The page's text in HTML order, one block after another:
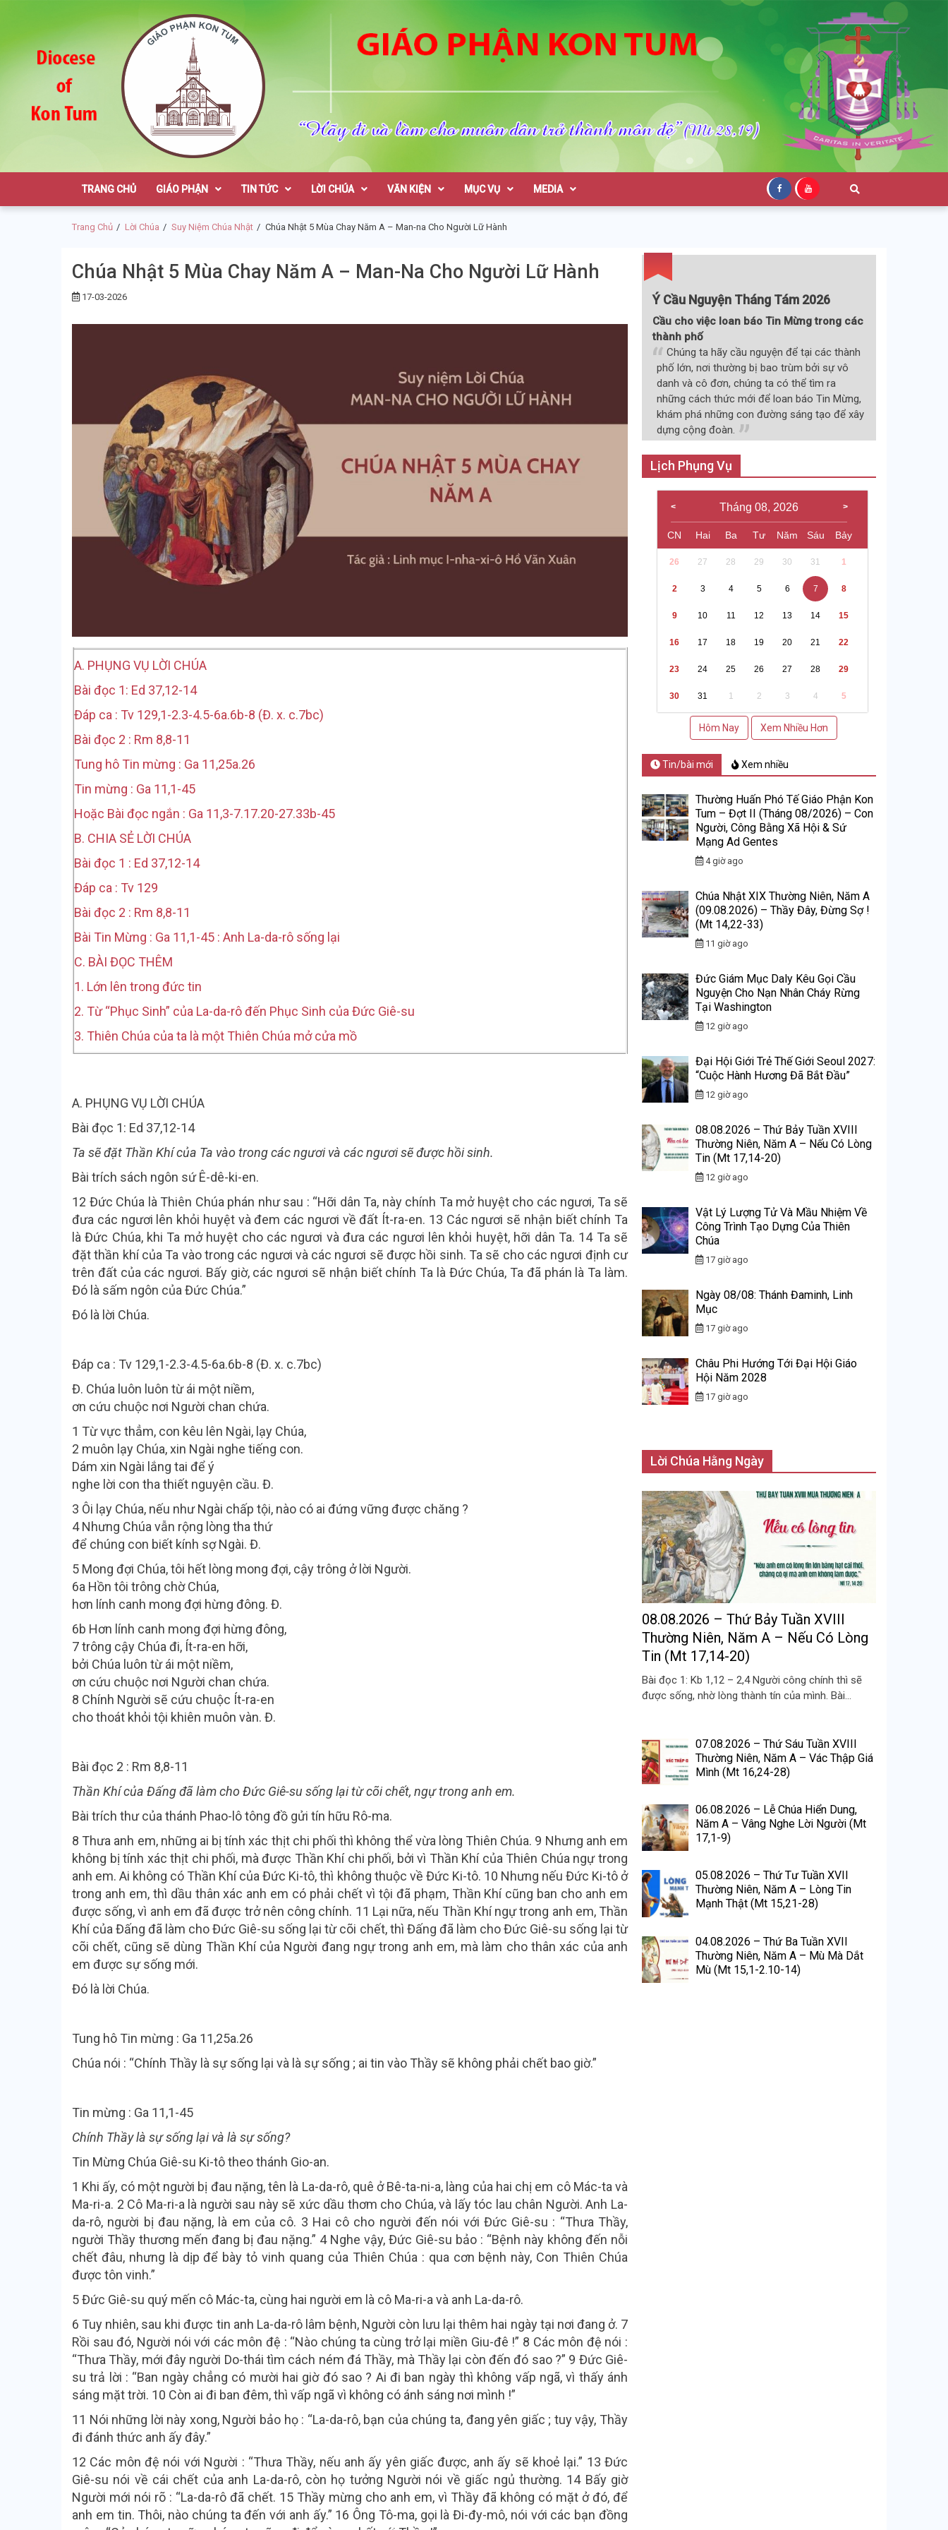
Giáo Phận Kon Tum
TRANG CHỦ GIÁO PHẬN TIN TỨC LỜI CHÚA VĂN KIỆN MỤC VỤ MEDIA
Trang Chủ Lời Chúa Suy Niệm Chúa Nhật Chúa Nhật 5 Mùa Chay Năm A – Man-na Cho Người Lữ Hành
Chúa Nhật 5 Mùa Chay Năm A – Man-Na Cho Người Lữ Hành
17-03-2026
A. PHỤNG VỤ LỜI CHÚA
Bài đọc 1: Ed 37,12-14
Đáp ca : Tv 129,1-2.3-4.5-6a.6b-8 (Đ. x. c.7bc)
Bài đọc 2 : Rm 8,8-11
Tung hô Tin mừng : Ga 11,25a.26
Tin mừng : Ga 11,1-45
Hoặc Bài đọc ngắn : Ga 11,3-7.17.20-27.33b-45
B. CHIA SẺ LỜI CHÚA
Bài đọc 1 : Ed 37,12-14
Đáp ca : Tv 129
Bài đọc 2 : Rm 8,8-11
Bài Tin Mừng : Ga 11,1-45 : Anh La-da-rô sống lại
C. BÀI ĐỌC THÊM
1. Lớn lên trong đức tin
2. Từ “Phục Sinh” của La-da-rô đến Phục Sinh của Đức Giê-su
3. Thiên Chúa của ta là một Thiên Chúa mở cửa mồ
A. PHỤNG VỤ LỜI CHÚA
Bài đọc 1: Ed 37,12-14
Ta sẽ đặt Thần Khí của Ta vào trong các ngươi và các ngươi sẽ được hồi sinh.
Bài trích sách ngôn sứ Ê-dê-ki-en.
12 Đức Chúa là Thiên Chúa phán như sau : “Hỡi dân Ta, này chính Ta mở huyệt cho các ngươi, Ta sẽ
đưa các ngươi lên khỏi huyệt và đem các ngươi về đất Ít-ra-en. 13 Các ngươi sẽ nhận biết chính Ta
là Đức Chúa, khi Ta mở huyệt cho các ngươi và đưa các ngươi lên khỏi huyệt, hỡi dân Ta. 14 Ta sẽ
đặt thần khí của Ta vào trong các ngươi và các ngươi sẽ được hồi sinh. Ta sẽ cho các ngươi định cư
trên đất của các ngươi. Bấy giờ, các ngươi sẽ nhận biết chính Ta là Đức Chúa, Ta đã phán là Ta làm.
Đó là sấm ngôn của Đức Chúa.”
Đó là lời Chúa.
Đáp ca : Tv 129,1-2.3-4.5-6a.6b-8 (Đ. x. c.7bc)
Đ. Chúa luôn luôn từ ái một niềm,
ơn cứu chuộc nơi Người chan chứa.
1 Từ vực thẳm, con kêu lên Ngài, lạy Chúa,
2 muôn lạy Chúa, xin Ngài nghe tiếng con.
Dám xin Ngài lắng tai để ý
nghe lời con tha thiết nguyện cầu. Đ.
3 Ôi lạy Chúa, nếu như Ngài chấp tội, nào có ai đứng vững được chăng ?
4 Nhưng Chúa vẫn rộng lòng tha thứ
để chúng con biết kính sợ Ngài. Đ.
5 Mong đợi Chúa, tôi hết lòng mong đợi, cậy trông ở lời Người.
6a Hồn tôi trông chờ Chúa,
hơn lính canh mong đợi hừng đông. Đ.
6b Hơn lính canh mong đợi hừng đông,
7 trông cậy Chúa đi, Ít-ra-en hỡi,
bởi Chúa luôn từ ái một niềm,
ơn cứu chuộc nơi Người chan chứa.
8 Chính Người sẽ cứu chuộc Ít-ra-en
cho thoát khỏi tội khiên muôn vàn. Đ.
Bài đọc 2 : Rm 8,8-11
Thần Khí của Đấng đã làm cho Đức Giê-su sống lại từ cõi chết, ngự trong anh em.
Bài trích thư của thánh Phao-lô tông đồ gửi tín hữu Rô-ma.
8 Thưa anh em, những ai bị tính xác thịt chi phối thì không thể vừa lòng Thiên Chúa. 9 Nhưng anh em
không bị tính xác thịt chi phối, mà được Thần Khí chi phối, bởi vì Thần Khí của Thiên Chúa ngự trong
anh em. Ai không có Thần Khí của Đức Ki-tô, thì không thuộc về Đức Ki-tô. 10 Nhưng nếu Đức Ki-tô ở
trong anh em, thì dầu thân xác anh em có phải chết vì tội đã phạm, Thần Khí cũng ban cho anh em
được sống, vì anh em đã được trở nên công chính. 11 Lại nữa, nếu Thần Khí ngự trong anh em, Thần
Khí của Đấng đã làm cho Đức Giê-su sống lại từ cõi chết, thì Đấng đã làm cho Đức Giê-su sống lại từ
cõi chết, cũng sẽ dùng Thần Khí của Người đang ngự trong anh em, mà làm cho thân xác của anh
em được sự sống mới.
Đó là lời Chúa.
Tung hô Tin mừng : Ga 11,25a.26
Chúa nói : “Chính Thầy là sự sống lại và là sự sống ; ai tin vào Thầy sẽ không phải chết bao giờ.”
Tin mừng : Ga 11,1-45
Chính Thầy là sự sống lại và là sự sống?
Tin Mừng Chúa Giê-su Ki-tô theo thánh Gio-an.
1 Khi ấy, có một người bị đau nặng, tên là La-da-rô, quê ở Bê-ta-ni-a, làng của hai chị em cô Mác-ta và
Ma-ri-a. 2 Cô Ma-ri-a là người sau này sẽ xức dầu thơm cho Chúa, và lấy tóc lau chân Người. Anh La-
da-rô, người bị đau nặng, là em của cô. 3 Hai cô cho người đến nói với Đức Giê-su : “Thưa Thầy,
người Thầy thương mến đang bị đau nặng.” 4 Nghe vậy, Đức Giê-su bảo : “Bệnh này không đến nỗi
chết đâu, nhưng là dịp để bày tỏ vinh quang của Thiên Chúa : qua cơn bệnh này, Con Thiên Chúa
được tôn vinh.”
5 Đức Giê-su quý mến cô Mác-ta, cùng hai người em là cô Ma-ri-a và anh La-da-rô.
6 Tuy nhiên, sau khi được tin anh La-da-rô lâm bệnh, Người còn lưu lại thêm hai ngày tại nơi đang ở. 7
Rồi sau đó, Người nói với các môn đệ : “Nào chúng ta cùng trở lại miền Giu-đê !” 8 Các môn đệ nói :
“Thưa Thầy, mới đây người Do-thái tìm cách ném đá Thầy, mà Thầy lại còn đến đó sao ?” 9 Đức Giê-
su trả lời : “Ban ngày chẳng có mười hai giờ đó sao ? Ai đi ban ngày thì không vấp ngã, vì thấy ánh
sáng mặt trời. 10 Còn ai đi ban đêm, thì vấp ngã vì không có ánh sáng nơi mình !”
11 Nói những lời này xong, Người bảo họ : “La-da-rô, bạn của chúng ta, đang yên giấc ; tuy vậy, Thầy
đi đánh thức anh ấy đây.”
12 Các môn đệ nói với Người : “Thưa Thầy, nếu anh ấy yên giấc được, anh ấy sẽ khoẻ lại.” 13 Đức
Giê-su nói về cái chết của anh La-da-rô, còn họ tưởng Người nói về giấc ngủ thường. 14 Bấy giờ
Người mới nói rõ : “La-da-rô đã chết. 15 Thầy mừng cho anh em, vì Thầy đã không có mặt ở đó, để
anh em tin. Thôi, nào chúng ta đến với anh ấy.” 16 Ông Tô-ma, gọi là Đi-đy-mô, nói với các bạn đồng
Ý Cầu Nguyện Tháng Tám 2026
Cầu cho việc loan báo Tin Mừng trong các
thành phố
Chúng ta hãy cầu nguyện để tại các thành
phố lớn, nơi thường bị bao trùm bởi sự vô
danh và cô đơn, chúng ta có thể tìm ra
những cách thức mới để loan báo Tin Mừng,
khám phá những con đường sáng tạo để xây
dựng cộng đoàn.
Lịch Phụng Vụ
Tháng 08, 2026
CN Hai Ba Tư Năm Sáu Bảy
26 27 28 29 30 31 1
2 3 4 5 6 7 8
9 10 11 12 13 14 15
16 17 18 19 20 21 22
23 24 25 26 27 28 29
30 31 1 2 3 4 5
Hôm Nay Xem Nhiều Hơn
Tin/bài mới Xem nhiều
Thường Huấn Phó Tế Giáo Phận Kon
Tum – Đợt II (Tháng 08/2026) – Con
Người, Công Bằng Xã Hội & Sứ
Mạng Ad Gentes
4 giờ ago
Chúa Nhật XIX Thường Niên, Năm A
(09.08.2026) – Thầy Đây, Đừng Sợ !
(Mt 14,22-33)
11 giờ ago
Đức Giám Mục Daly Kêu Gọi Cầu
Nguyện Cho Nạn Nhân Cháy Rừng
Tại Washington
12 giờ ago
Đại Hội Giới Trẻ Thế Giới Seoul 2027:
“Cuộc Hành Hương Đã Bắt Đầu”
12 giờ ago
08.08.2026 – Thứ Bảy Tuần XVIII
Thường Niên, Năm A – Nếu Có Lòng
Tin (Mt 17,14-20)
12 giờ ago
Vật Lý Lượng Tử Và Mầu Nhiệm Về
Công Trình Tạo Dựng Của Thiên
Chúa
17 giờ ago
Ngày 08/08: Thánh Đaminh, Linh
Mục
17 giờ ago
Châu Phi Hướng Tới Đại Hội Giáo
Hội Năm 2028
17 giờ ago
Lời Chúa Hằng Ngày
08.08.2026 – Thứ Bảy Tuần XVIII
Thường Niên, Năm A – Nếu Có Lòng
Tin (Mt 17,14-20)
Bài đọc 1: Kb 1,12 – 2,4 Người công chính thì sẽ
được sống, nhờ lòng thành tín của mình. Bài...
07.08.2026 – Thứ Sáu Tuần XVIII
Thường Niên, Năm A – Vác Thập Giá
Mình (Mt 16,24-28)
06.08.2026 – Lễ Chúa Hiển Dung,
Năm A – Vâng Nghe Lời Người (Mt
17,1-9)
05.08.2026 – Thứ Tư Tuần XVII
Thường Niên, Năm A – Lòng Tin
Mạnh Thật (Mt 15,21-28)
04.08.2026 – Thứ Ba Tuần XVII
Thường Niên, Năm A – Mù Mà Dắt
Mù (Mt 15,1-2.10-14)